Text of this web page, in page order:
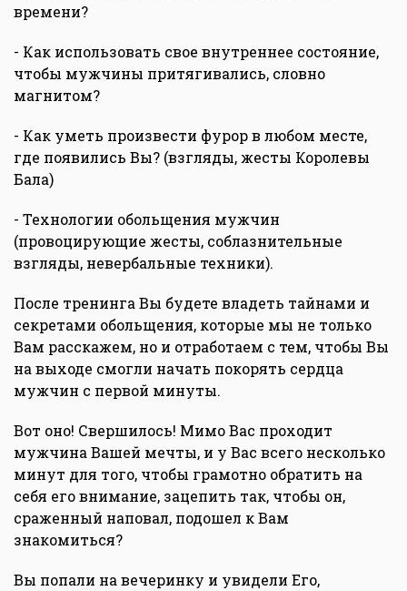
времени?
- Как использовать свое внутреннее состояние,
чтобы мужчины притягивались, словно
магнитом?
- Как уметь произвести фурор в любом месте,
где появились Вы? (взгляды, жесты Королевы
Бала)
- Технологии обольщения мужчин
(провоцирующие жесты, соблазнительные
взгляды, невербальные техники).
После тренинга Вы будете владеть тайнами и
секретами обольщения, которые мы не только
Вам расскажем, но и отработаем с тем, чтобы Вы
на выходе смогли начать покорять сердца
мужчин с первой минуты.
Вот оно! Свершилось! Мимо Вас проходит
мужчина Вашей мечты, и у Вас всего несколько
минут для того, чтобы грамотно обратить на
себя его внимание, зацепить так, чтобы он,
сраженный наповал, подошел к Вам
знакомиться?
Вы попали на вечеринку и увидели Его,